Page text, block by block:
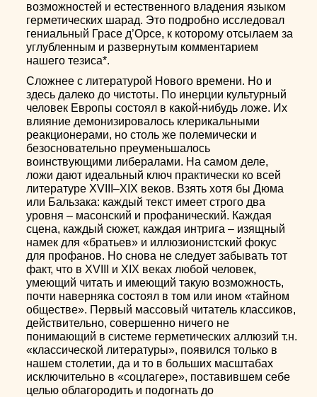
возможностей и естественного владения языком
герметических шарад. Это подробно исследовал
гениальный Грасе д’Орсе, к которому отсылаем за
углубленным и развернутым комментарием
нашего тезиса*.
Сложнее с литературой Нового времени. Но и
здесь далеко до чистоты. По инерции культурный
человек Европы состоял в какой-нибудь ложе. Их
влияние демонизировалось клерикальными
реакционерами, но столь же полемически и
безосновательно преуменьшалось
воинствующими либералами. На самом деле,
ложи дают идеальный ключ практически ко всей
литературе XVIII–ХIХ веков. Взять хотя бы Дюма
или Бальзака: каждый текст имеет строго два
уровня – масонский и профанический. Каждая
сцена, каждый сюжет, каждая интрига – изящный
намек для «братьев» и иллюзионистский фокус
для профанов. Но снова не следует забывать тот
факт, что в XVIII и XIX веках любой человек,
умеющий читать и имеющий такую возможность,
почти наверняка состоял в том или ином «тайном
обществе». Первый массовый читатель классиков,
действительно, совершенно ничего не
понимающий в системе герметических аллюзий т.н.
«классической литературы», появился только в
нашем столетии, да и то в больших масштабах
исключительно в «соцлагере», поставившем себе
целью облагородить и подогнать до